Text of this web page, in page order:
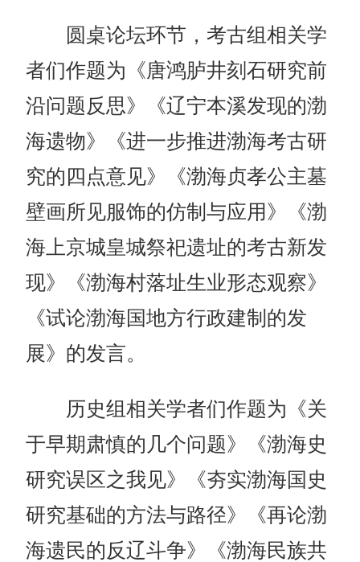
圆桌论坛环节，考古组相关学
者们作题为《唐鸿胪井刻石研究前
沿问题反思》《辽宁本溪发现的渤
海遗物》《进一步推进渤海考古研
究的四点意见》《渤海贞孝公主墓
壁画所见服饰的仿制与应用》《渤
海上京城皇城祭祀遗址的考古新发
现》《渤海村落址生业形态观察》
《试论渤海国地方行政建制的发
展》的发言。
历史组相关学者们作题为《关
于早期肃慎的几个问题》《渤海史
研究误区之我见》《夯实渤海国史
研究基础的方法与路径》《再论渤
海遗民的反辽斗争》《渤海民族共